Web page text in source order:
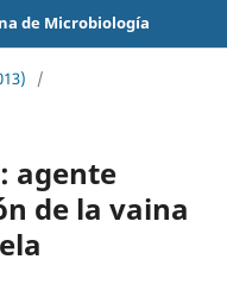
de Microbiología
/
agente
de la vaina